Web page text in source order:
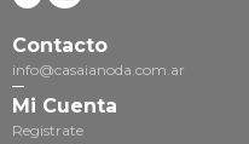
Contacto
info@casaianoda.com.ar
Mi Cuenta
Registrate